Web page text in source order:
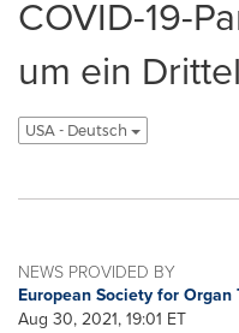
COVID-19-
um ein
USA - Deutsch
NEWS PROVIDED BY
European Society for Organ
Aug 30, 2021, 19:01 ET